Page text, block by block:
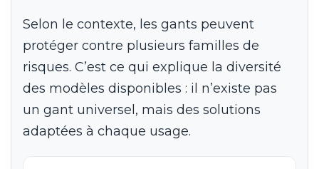
Selon le contexte, les gants peuvent
protéger contre plusieurs familles de
risques. C’est ce qui explique la diversité
des modèles disponibles : il n’existe pas
un gant universel, mais des solutions
adaptées à chaque usage.